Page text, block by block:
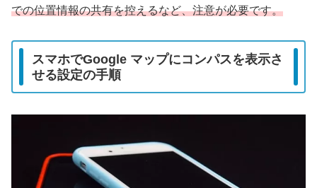
での位置情報の共有を控えるなど、注意が必要です。
スマホでGoogle マップにコンパスを表示さ
せる設定の手順